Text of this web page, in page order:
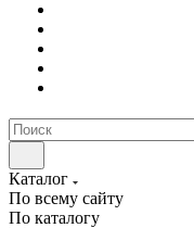
Каталог
По всему сайту
По каталогу